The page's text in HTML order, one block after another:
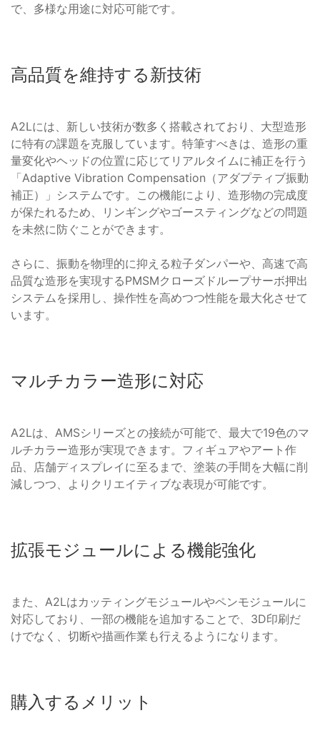
で、多様な用途に対応可能です。
高品質を維持する新技術
A2Lには、新しい技術が数多く搭載されており、大型造形
に特有の課題を克服しています。特筆すべきは、造形の重
量変化やヘッドの位置に応じてリアルタイムに補正を行う
「Adaptive Vibration Compensation（アダプティブ振動
補正）」システムです。この機能により、造形物の完成度
が保たれるため、リンギングやゴースティングなどの問題
を未然に防ぐことができます。
さらに、振動を物理的に抑える粒子ダンパーや、高速で高
品質な造形を実現するPMSMクローズドループサーボ押出
システムを採用し、操作性を高めつつ性能を最大化させて
います。
マルチカラー造形に対応
A2Lは、AMSシリーズとの接続が可能で、最大で19色のマ
ルチカラー造形が実現できます。フィギュアやアート作
品、店舗ディスプレイに至るまで、塗装の手間を大幅に削
減しつつ、よりクリエイティブな表現が可能です。
拡張モジュールによる機能強化
また、A2Lはカッティングモジュールやペンモジュールに
対応しており、一部の機能を追加することで、3D印刷だ
けでなく、切断や描画作業も行えるようになります。
購入するメリット